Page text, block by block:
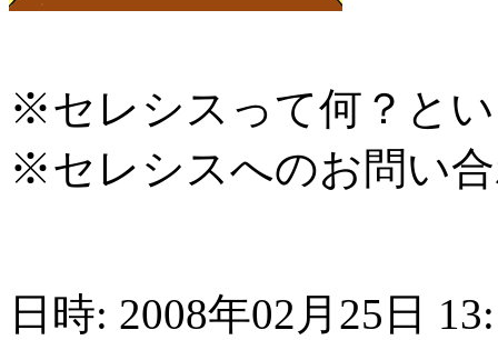
※セレシスって何？と
※セレシスへのお問い
日時: 2008年02月25日